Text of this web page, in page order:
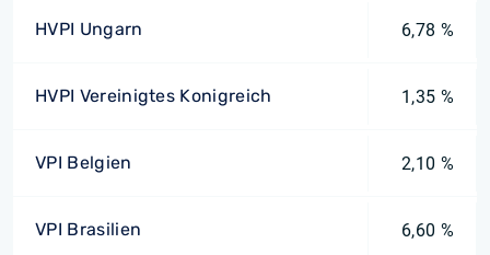
HVPI Ungarn 6,78 %
HVPI Vereinigtes Konigreich 1,35 %
VPI Belgien 2,10 %
VPI Brasilien 6,60 %